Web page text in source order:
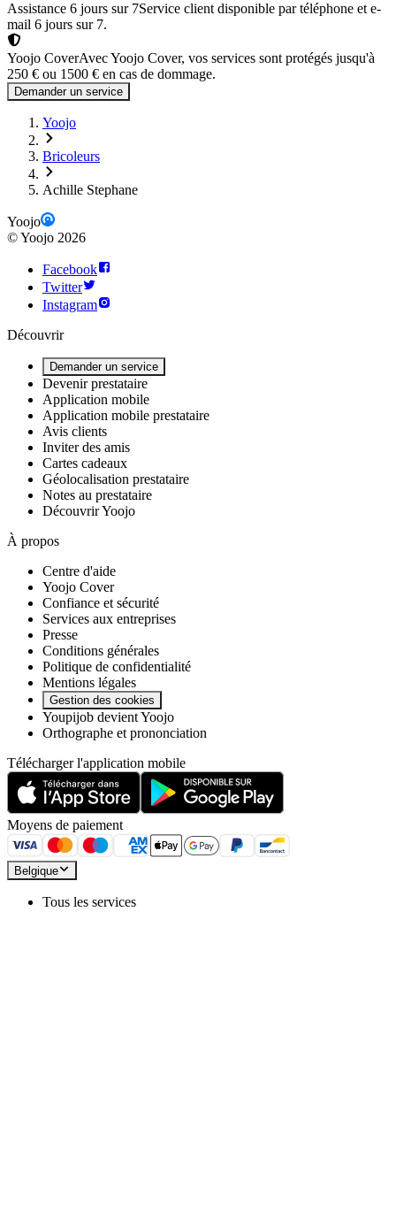
Assistance 6 jours sur 7Service client disponible par téléphone et e-
mail 6 jours sur 7.
Yoojo CoverAvec Yoojo Cover, vos services sont protégés jusqu'à
250 € ou 1500 € en cas de dommage.
Demander un service
Yoojo
Bricoleurs
Achille Stephane
Yoojo
©Yoojo 2026
Facebook
Twitter
Instagram
Découvrir
Demander un service
Devenir prestataire
Application mobile
Application mobile prestataire
Avis clients
Inviter des amis
Cartes cadeaux
Géolocalisation prestataire
Notes au prestataire
Découvrir Yoojo
À propos
Centre d'aide
Yoojo Cover
Confiance et sécurité
Services aux entreprises
Presse
Conditions générales
Politique de confidentialité
Mentions légales
Gestion des cookies
Youpijob devient Yoojo
Orthographe et prononciation
Télécharger l'application mobile
Moyens de paiement
Belgique
Tous les services